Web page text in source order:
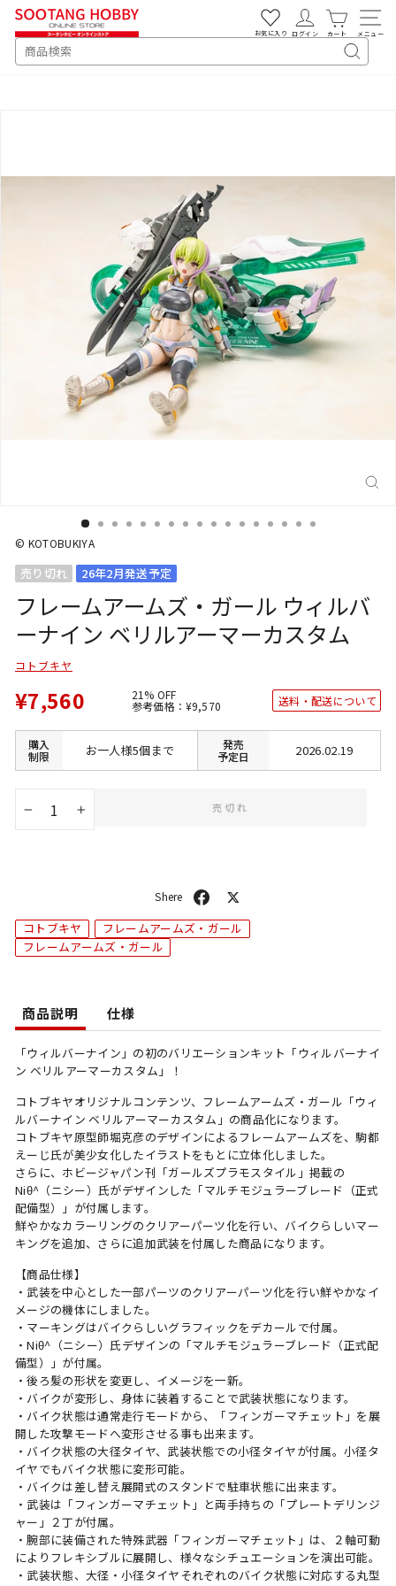
SEARCH
キ
索
お気に入り ログイン カート メニュー
© KOTOBUKIYA
売り切れ 26年2月発送予定
フレームアームズ・ガール ウィルバ
ーナイン ベリルアーマーカスタム
コトブキヤ
¥7,560 21% OFF
参考価格：通
価
¥9,570
格
送料・配送について
購入
制限
お一人様5個まで
発売
予定日
2026.02.19
+
売切れ
シ
ア
ト
コトブキヤ
フレームアームズ・ガール
フレームアームズ・ガール
商品説明 仕様
「ウィルバーナイン」の初のバリエーションキット「ウィルバーナイ
ン ベリルアーマーカスタム」！
コトブキヤオリジナルコンテンツ、フレームアームズ・ガール「ウィ
ルバーナイン ベリルアーマーカスタム」の商品化になります。
コトブキヤ原型師堀克彦のデザインによるフレームアームズを、駒都
えーじ氏が美少女化したイラストをもとに立体化しました。
さらに、ホビージャパン刊「ガールズプラモスタイル」掲載の
Niθ^（ニシー）氏がデザインした「マルチモジュラーブレード（正式
配備型）」が付属します。
鮮やかなカラーリングのクリアーパーツ化を行い、バイクらしいマー
キングを追加、さらに追加武装を付属した商品になります。
【商品仕様】
・武装を中心とした一部パーツのクリアーパーツ化を行い鮮やかなイ
メージの機体にしました。
・マーキングはバイクらしいグラフィックをデカールで付属。
・Niθ^（ニシー）氏デザインの「マルチモジュラーブレード（正式配
備型）」が付属。
・後ろ髪の形状を変更し、イメージを一新。
・バイクが変形し、身体に装着することで武装状態になります。
・バイク状態は通常走行モードから、「フィンガーマチェット」を展
開した攻撃モードへ変形させる事も出来ます。
・バイク状態の大径タイヤ、武装状態での小径タイヤが付属。小径タ
イヤでもバイク状態に変形可能。
・バイクは差し替え展開式のスタンドで駐車状態に出来ます。
・武装は「フィンガーマチェット」と両手持ちの「プレートデリンジ
ャー」２丁が付属。
・腕部に装備された特殊武器「フィンガーマチェット」は、２軸可動
によりフレキシブルに展開し、様々なシチュエーションを演出可能。
・武装状態、大径・小径タイヤそれぞれのバイク状態に対応する丸型